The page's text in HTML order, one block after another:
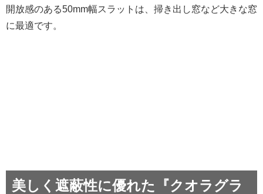
開放感のある50mm幅スラットは、掃き出し窓など大きな窓
に最適です。
美しく遮蔽性に優れた『クオラグラ